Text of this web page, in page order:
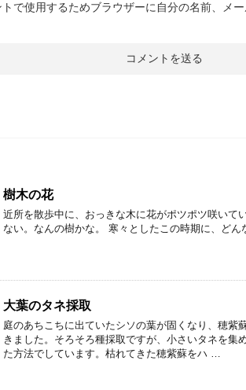
で使用するためブラウザーに自分の名前、メ
樹木の花
近所を散歩中に、おっきな木に花がポツポツ咲いて
ない。なんの樹かな。 寒々としたこの時期に、どん
大葉のタネ採取
庭のあちこちに出ていたシソの葉が固くなり、穂紫
きました。そろそろ種採取ですが、小さいタネを集
た方法でしています。枯れてきた穂紫蘇をハ …